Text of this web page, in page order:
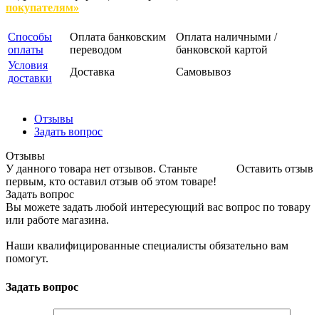
покупателям»
Способы
оплаты
Оплата банковским
переводом
Оплата наличными /
банковской картой
Условия
доставки
Доставка Самовывоз
Отзывы
Задать вопрос
Отзывы
Оставить отзыв
У данного товара нет отзывов. Станьте
первым, кто оставил отзыв об этом товаре!
Задать вопрос
Вы можете задать любой интересующий вас вопрос по товару
или работе магазина.
Наши квалифицированные специалисты обязательно вам
помогут.
Задать вопрос